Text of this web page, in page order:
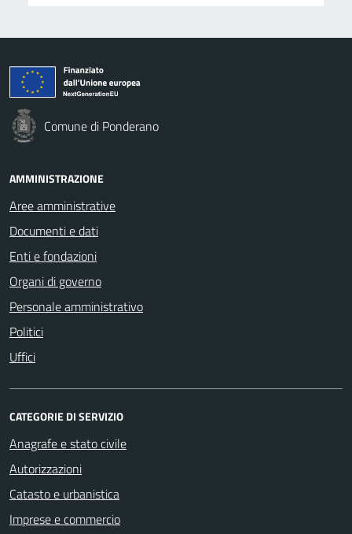
Comune di Ponderano
AMMINISTRAZIONE
Aree amministrative
Documenti e dati
Enti e fondazioni
Organi di governo
Personale amministrativo
Politici
Uffici
CATEGORIE DI SERVIZIO
Anagrafe e stato civile
Autorizzazioni
Catasto e urbanistica
Imprese e commercio